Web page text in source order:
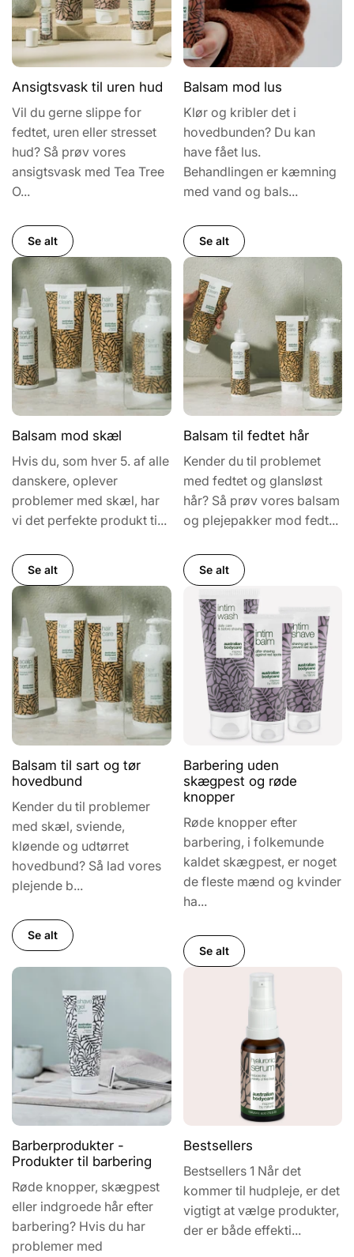
Ansigtsvask til uren hud
Vil du gerne slippe for
fedtet, uren eller stresset
hud? Så prøv vores
ansigtsvask med Tea Tree
O...
Se alt
Balsam mod lus
Klør og kribler det i
hovedbunden? Du kan
have fået lus.
Behandlingen er kæmning
med vand og bals...
Se alt
Balsam mod skæl
Hvis du, som hver 5. af alle
danskere, oplever
problemer med skæl, har
vi det perfekte produkt ti...
Se alt
Balsam til fedtet hår
Kender du til problemet
med fedtet og glansløst
hår? Så prøv vores balsam
og plejepakker mod fedt...
Se alt
Balsam til sart og tør
hovedbund
Kender du til problemer
med skæl, sviende,
kløende og udtørret
hovedbund? Så lad vores
plejende b...
Se alt
Barbering uden
skægpest og røde
knopper
Røde knopper efter
barbering, i folkemunde
kaldet skægpest, er noget
de fleste mænd og kvinder
ha...
Se alt
Barberprodukter -
Produkter til barbering
Røde knopper, skægpest
eller indgroede hår efter
barbering? Hvis du har
problemer med
Bestsellers
Bestsellers 1 Når det
kommer til hudpleje, er det
vigtigt at vælge produkter,
der er både effekti...